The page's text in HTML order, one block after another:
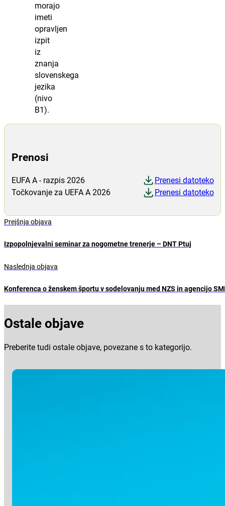
morajo
imeti
opravljen
izpit
iz
znanja
slovenskega
jezika
(nivo
B1).
Prenosi
EUFA A - razpis 2026
Prenesi datoteko
Točkovanje za UEFA A 2026
Prenesi datoteko
Prejšnja objava
Izpopolnjevalni seminar za nogometne trenerje – DNT Ptuj
Naslednja objava
Konferenca o ženskem športu v sodelovanju med NZS in agencijo
Ostale objave
Preberite tudi ostale objave, povezane s to kategorijo.